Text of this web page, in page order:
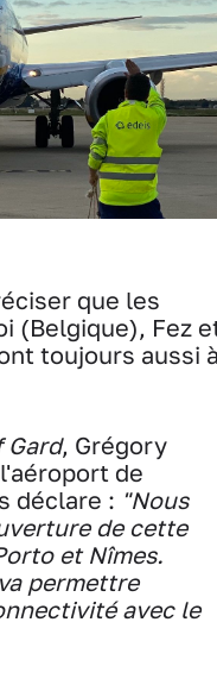
que les
(Belgique), Fez
toujours aussi
Gard, Grégory
de
déclare : "Nous
de cette
et Nîmes.
permettre
avec le